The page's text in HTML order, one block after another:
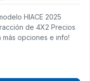
HIACE 2025
de 4X2 Precios
más opciones e info!